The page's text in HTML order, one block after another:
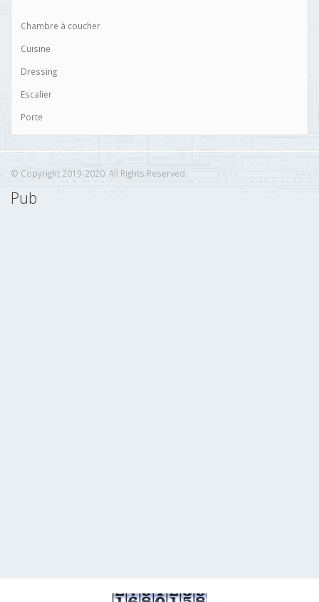
Chambre à coucher
Cuisine
Dressing
Escalier
Porte
© Copyright 2019-2020. All Rights Reserved.
Pub